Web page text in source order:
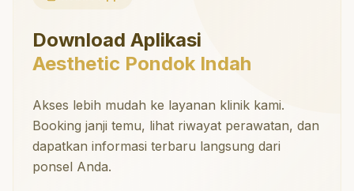
Download Aplikasi
Aesthetic Pondok Indah
Akses lebih mudah ke layanan klinik kami.
Booking janji temu, lihat riwayat perawatan, dan
dapatkan informasi terbaru langsung dari
ponsel Anda.